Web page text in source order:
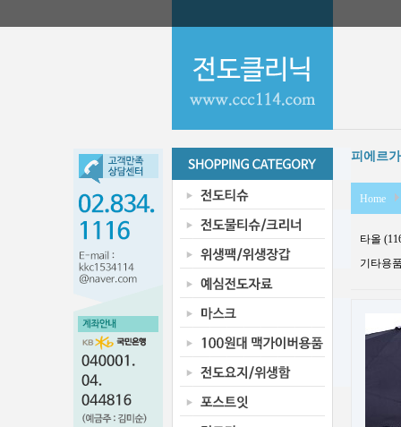
피에르
Home
타올
기타용